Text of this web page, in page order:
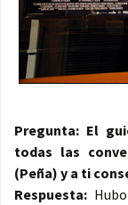
Pregunta: El
todas las
(Peña) y a ti
Respuesta: